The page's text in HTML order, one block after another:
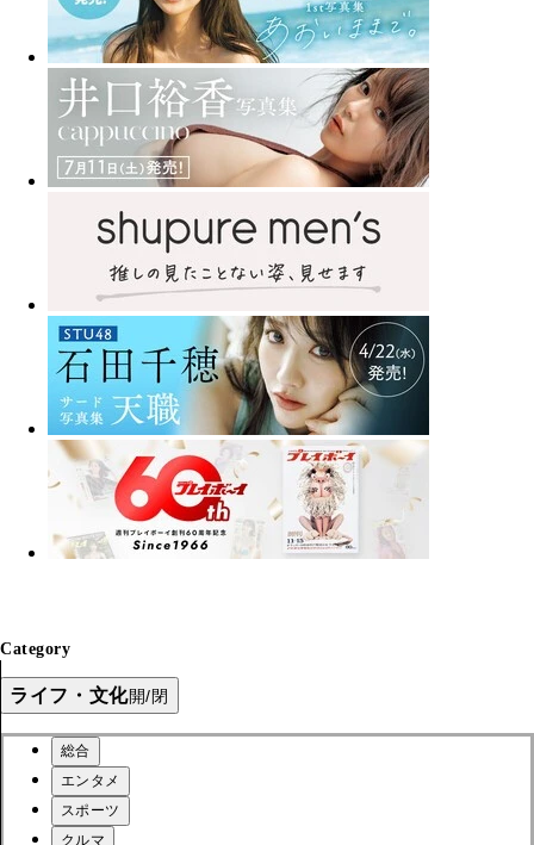
Category
ライフ・文化開/閉
総合
エンタメ
スポーツ
クルマ